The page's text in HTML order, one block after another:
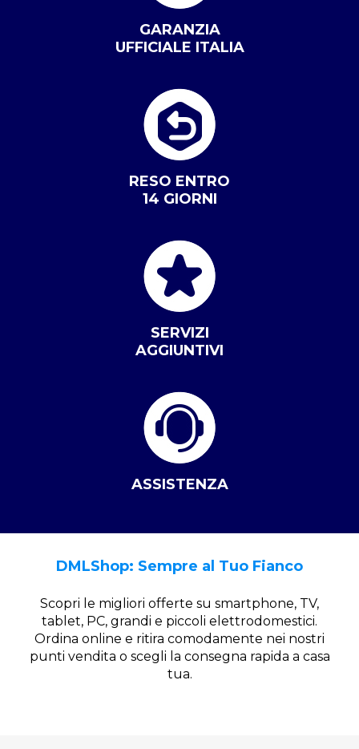
GARANZIA
UFFICIALE ITALIA
RESO ENTRO
14 GIORNI
SERVIZI
AGGIUNTIVI
ASSISTENZA
DMLShop: Sempre al Tuo Fianco
Scopri le migliori offerte su smartphone, TV,
tablet, PC, grandi e piccoli elettrodomestici.
Ordina online e ritira comodamente nei nostri
punti vendita o scegli la consegna rapida a casa
tua.